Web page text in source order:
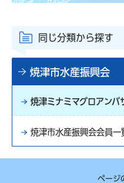
同じ分類から探す
焼津市水産振興会
焼津ミナミマグロアンバ
焼津市水産振興会会員一
ページ